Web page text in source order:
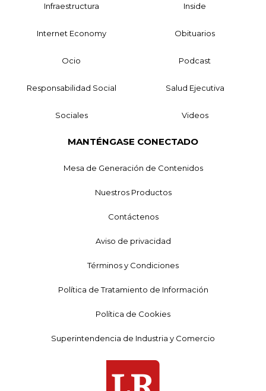
Infraestructura Inside
Internet Economy Obituarios
Ocio Podcast
Responsabilidad Social Salud Ejecutiva
Sociales Videos
MANTÉNGASE CONECTADO
Mesa de Generación de Contenidos
Nuestros Productos
Contáctenos
Aviso de privacidad
Términos y Condiciones
Política de Tratamiento de Información
Política de Cookies
Superintendencia de Industria y Comercio